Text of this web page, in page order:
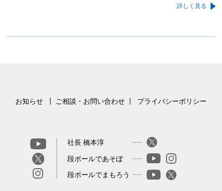
詳しく見る
お知らせ ご相談・お問い合わせ プライバシーポリシー
社長 橋本淳
段ボールであそぼ
段ボールでまもろう